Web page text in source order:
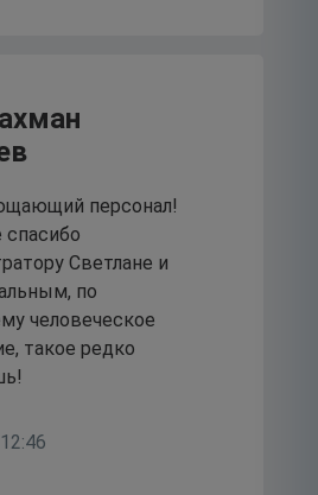
персонал!
Светлане и
по
человеческое
такое редко